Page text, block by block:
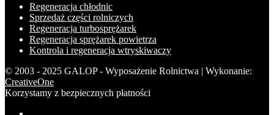
Regeneracja chłodnic
Sprzedaż części rolniczych
Regeneracja turbosprężarek
Regeneracja sprężarek powietrza
Kontrola i regeneracja wtryskiwaczy
© 2003 - 2025 GALOP - Wyposażenie Rolnictwa | Wykonanie:
CreativeOne
Korzystamy z bezpiecznych płatności